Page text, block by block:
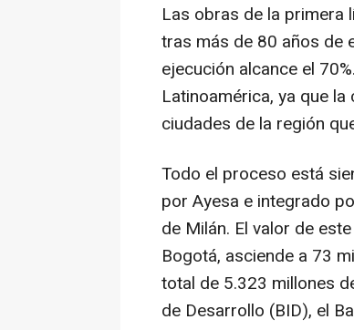
Las obras de la primera
tras más de 80 años de
ejecución alcance el
Latinoamérica, ya que
ciudades de la región
Todo el proceso está
por Ayesa e integrado
de Milán. El valor de
Bogotá, asciende a 73
total de 5.323 millones
de Desarrollo (BID), el